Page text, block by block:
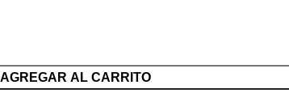
AGREGAR AL CARRITO